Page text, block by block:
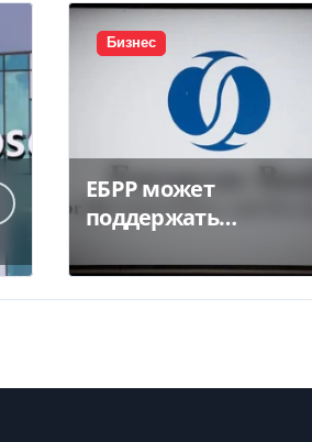
Бизнес
ЕБРР может
поддержать
украинского
бизнеса на 300 млн